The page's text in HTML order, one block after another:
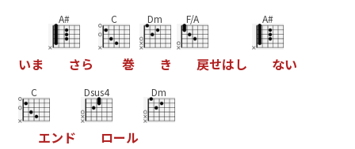
いま
A#
さら
C
巻
Dm
き
F/A
戻せはし
A#
ない
C
エン ド
Dsus4
ロール
Dm